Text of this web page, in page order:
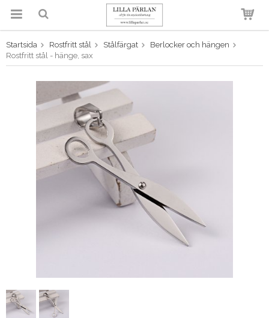
Produkten har blivit tillagd i
Startsida Rostfritt stål Stålfärgat
Berlocker och hängen
Rostfritt stål - hänge, sax